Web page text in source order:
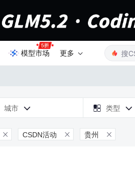
模型市场 更多
城市   类型 
 CSDN活动  贵州 